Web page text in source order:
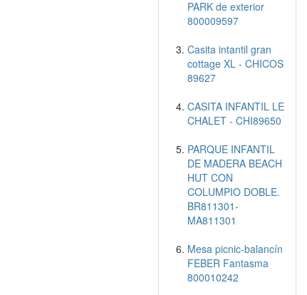
PARK de exterior
800009597
Casita intantil gran
cottage XL - CHICOS
89627
CASITA INFANTIL LE
CHALET - CHI89650
PARQUE INFANTIL
DE MADERA BEACH
HUT CON
COLUMPIO DOBLE.
BR811301-
MA811301
Mesa picnic-balancín
FEBER Fantasma
800010242